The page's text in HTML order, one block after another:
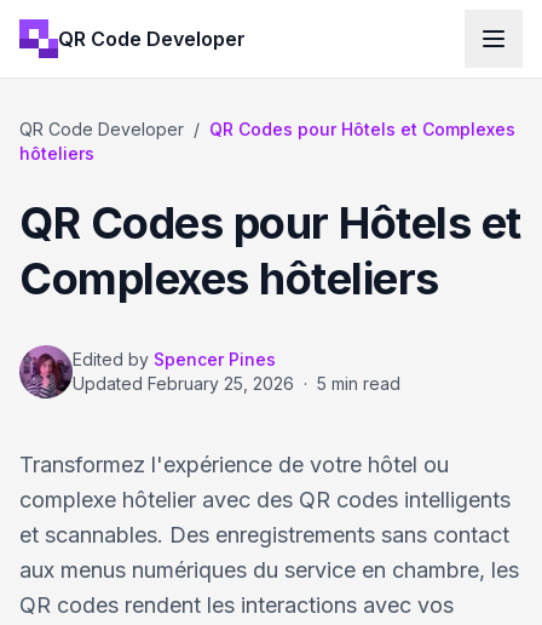
QR Code Developer
QR Code Developer / QR Codes pour Hôtels et Complexes
hôteliers
QR Codes pour Hôtels et
Complexes hôteliers
Edited by Spencer Pines
Updated February 25, 2026 · 5 min read
Transformez l'expérience de votre hôtel ou
complexe hôtelier avec des QR codes intelligents
et scannables. Des enregistrements sans contact
aux menus numériques du service en chambre, les
QR codes rendent les interactions avec vos